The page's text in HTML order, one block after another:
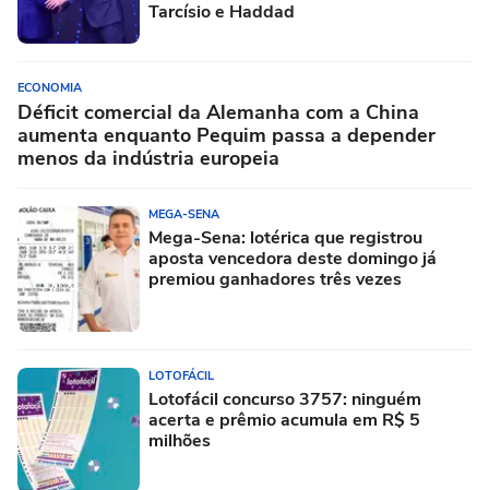
Tarcísio e Haddad
ECONOMIA
Déficit comercial da Alemanha com a China
aumenta enquanto Pequim passa a depender
menos da indústria europeia
MEGA-SENA
Mega-Sena: lotérica que registrou
aposta vencedora deste domingo já
premiou ganhadores três vezes
LOTOFÁCIL
Lotofácil concurso 3757: ninguém
acerta e prêmio acumula em R$ 5
milhões